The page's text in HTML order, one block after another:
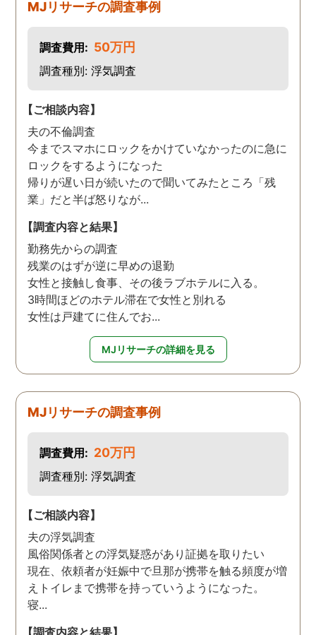
MJリサーチの調査事例
調査費用: 50万円
調査種別: 浮気調査
【ご相談内容】
夫の不倫調査
今までスマホにロックをかけていなかったのに急に
ロックをするようになった
帰りが遅い日が続いたので聞いてみたところ「残
業」だと半ば怒りなが...
【調査内容と結果】
勤務先からの調査
残業のはずが逆に早めの退勤
女性と接触し食事、その後ラブホテルに入る。
3時間ほどのホテル滞在で女性と別れる
女性は戸建てに住んでお...
MJリサーチの詳細を見る
MJリサーチの調査事例
調査費用: 20万円
調査種別: 浮気調査
【ご相談内容】
夫の浮気調査
風俗関係者との浮気疑惑があり証拠を取りたい
現在、依頼者が妊娠中で旦那が携帯を触る頻度が増
えトイレまで携帯を持っていうようになった。
寝...